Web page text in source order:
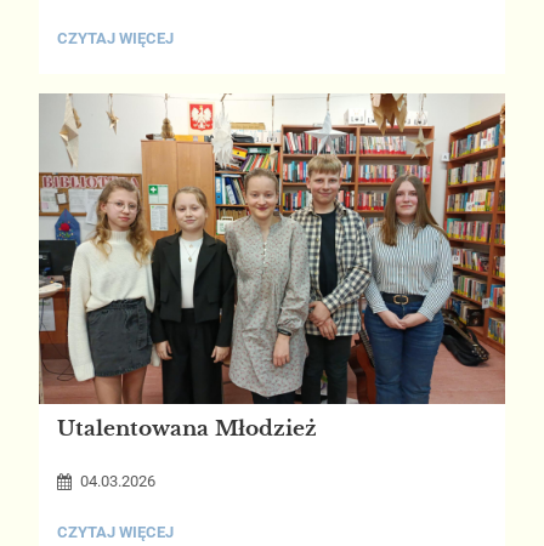
SZKOLNY
CZYTAJ WIĘCEJ
Utalentowana Młodzież
04.03.2026
UTALENTOWANA
CZYTAJ WIĘCEJ